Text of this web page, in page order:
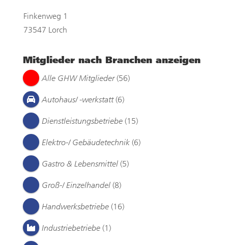
Finkenweg 1
73547 Lorch
Mitglieder nach Branchen anzeigen
Alle GHW Mitglieder (56)
Autohaus/ -werkstatt (6)
Dienstleistungsbetriebe (15)
Elektro-/ Gebäudetechnik (6)
Gastro & Lebensmittel (5)
Groß-/ Einzelhandel (8)
Handwerksbetriebe (16)
Industriebetriebe (1)